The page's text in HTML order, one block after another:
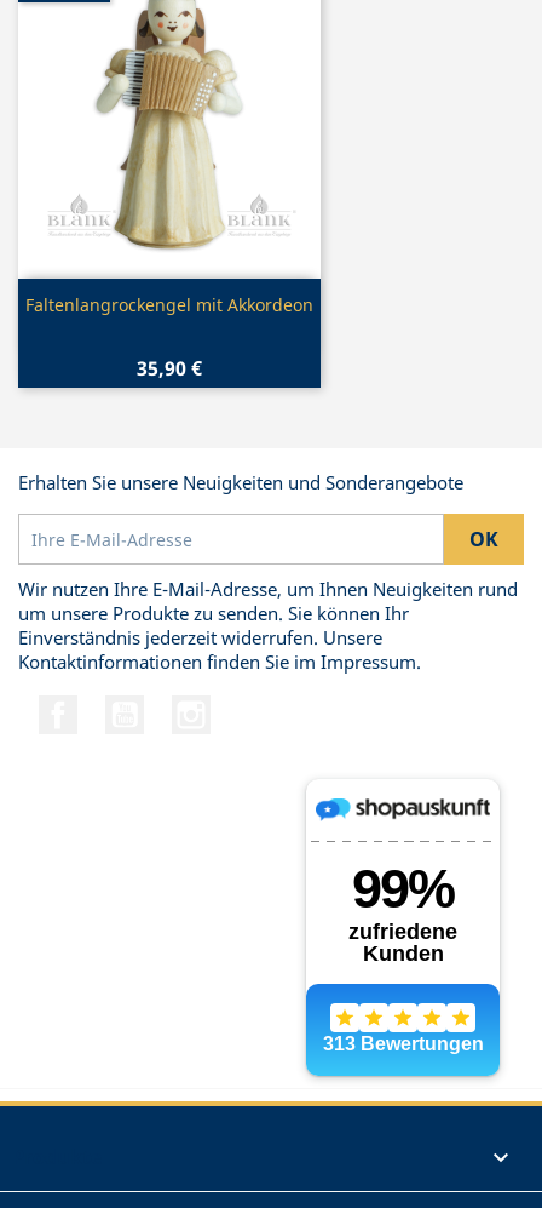
Vorschau
Faltenlangrockengel mit Akkordeon
35,90 €
Erhalten Sie unsere Neuigkeiten und Sonderangebote
Wir nutzen Ihre E-Mail-Adresse, um Ihnen Neuigkeiten rund
um unsere Produkte zu senden. Sie können Ihr
Einverständnis jederzeit widerrufen. Unsere
Kontaktinformationen finden Sie im Impressum.
